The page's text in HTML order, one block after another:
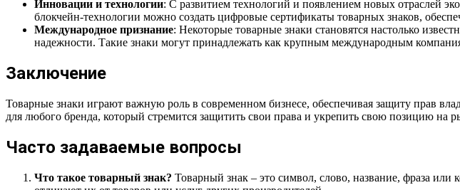
Инновации и технологии: С развитием технологий и появлением новых отраслей
блокчейн-технологии можно создать цифровые сертификаты товарных знаков,
Международное признание: Некоторые товарные знаки становятся настолько
надежности. Такие знаки могут принадлежать как крупным международным
Заключение
Товарные знаки играют важную роль в современном бизнесе, обеспечивая защиту прав
для любого бренда, который стремится защитить свои права и укрепить свою позицию на
Часто задаваемые вопросы
Что такое товарный знак? Товарный знак – это символ, слово, название, фраза